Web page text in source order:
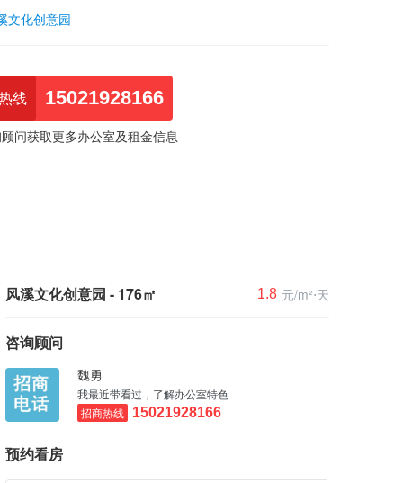
文化创意园
线 15021928166
问获取更多办公室及租金信息
风溪文化创意园 - 176㎡ 1.8 元/m²⋅天
咨询顾问
魏勇
我最近带看过，了解办公室特色
招商热线 15021928166
预约看房